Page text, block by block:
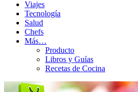
Viajes
Tecnología
Salud
Chefs
Más…
Producto
Libros y Guías
Recetas de Cocina